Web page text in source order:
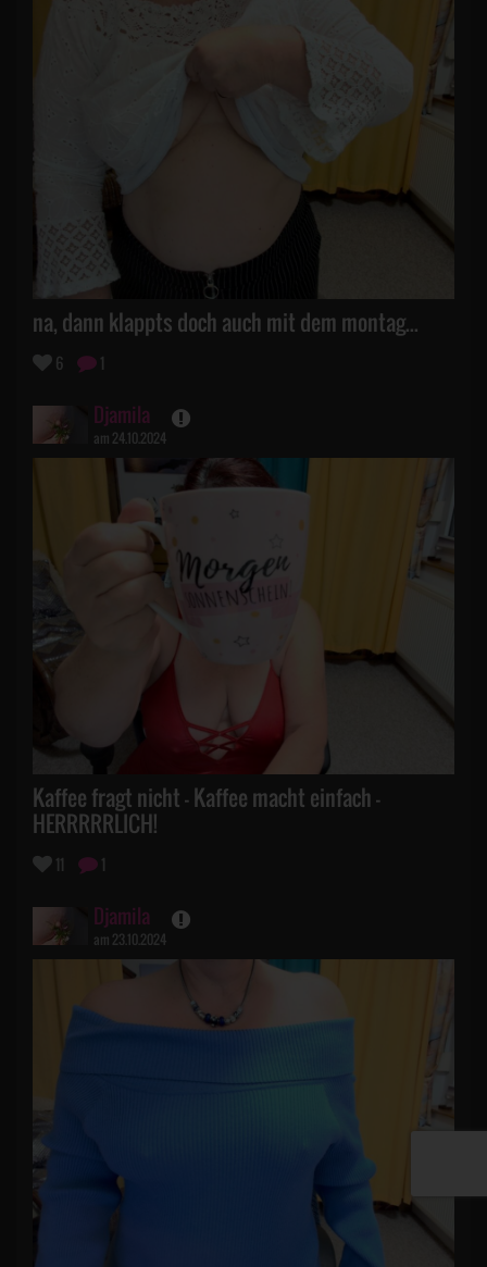
na, dann klappts doch auch mit dem montag...
6 1
Djamila
am 24.10.2024
Kaffee fragt nicht - Kaffee macht einfach -
HERRRRRLICH!
11 1
Djamila
am 23.10.2024